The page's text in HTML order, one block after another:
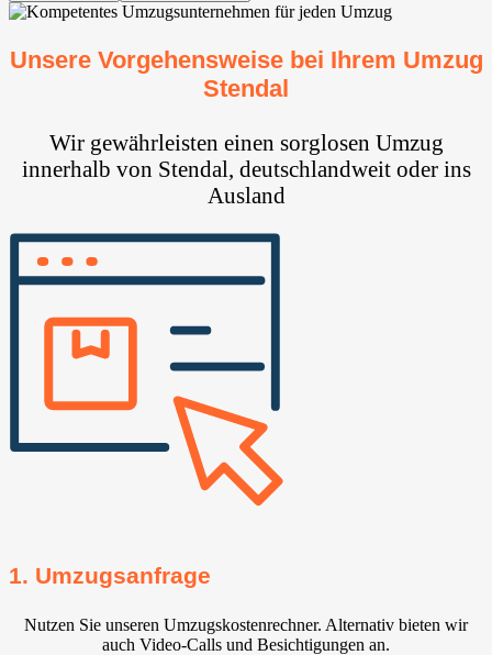
Unsere Vorgehensweise bei Ihrem Umzug
Stendal
Wir gewährleisten einen sorglosen Umzug
innerhalb von Stendal, deutschlandweit oder ins
Ausland
1. Umzugsanfrage
Nutzen Sie unseren Umzugskostenrechner. Alternativ bieten wir
auch Video-Calls und Besichtigungen an.